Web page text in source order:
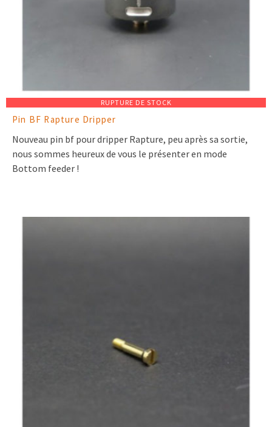
RUPTURE DE STOCK
Pin BF Rapture Dripper
Nouveau pin bf pour dripper Rapture, peu après sa sortie,
nous sommes heureux de vous le présenter en mode
Bottom feeder !